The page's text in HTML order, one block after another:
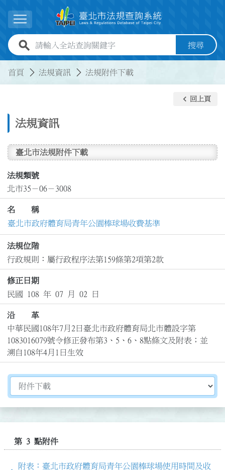
展開選單
全站查詢關鍵字欄位 搜尋
首頁 法規資訊 法規附件下載
法規資訊
keyboard_arrow_left 回上頁
臺北市法規附件下載
法規類號
北市35－06－3008
名 稱
臺北市政府體育局青年公園棒球場收費基準
法規位階
行政規則：屬行政程序法第159條第2項第2款
修正日期
民國 108 年 07 月 02 日
沿 革
中華民國108年7月2日臺北市政府體育局北市體設字第
1083016079號令修正發布第3、5、6、8點條文及附表；並
溯自108年4月1日生效
切換選擇法規資訊內容
第 3 點附件
附表：臺北市政府體育局青年公園棒球場使用時間及收